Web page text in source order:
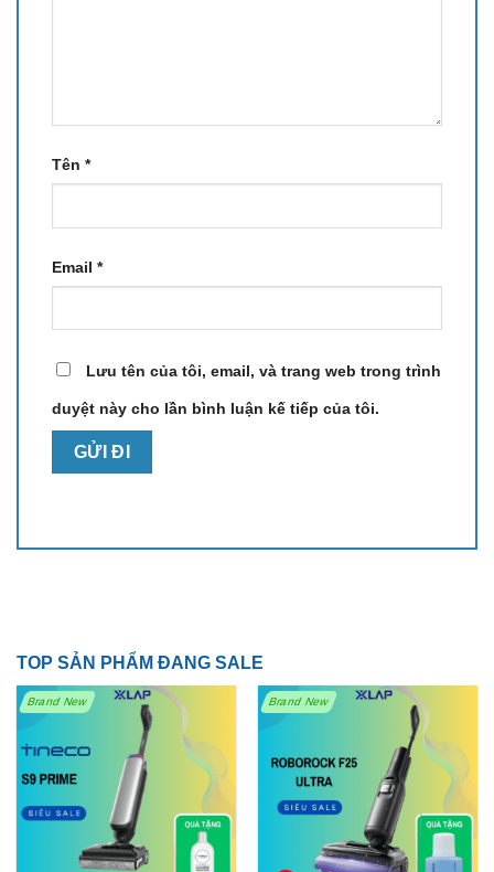
Tên *
Email *
Lưu tên của tôi, email, và trang web trong trình
duyệt này cho lần bình luận kế tiếp của tôi.
TOP SẢN PHẨM ĐANG SALE
Brand New Brand New